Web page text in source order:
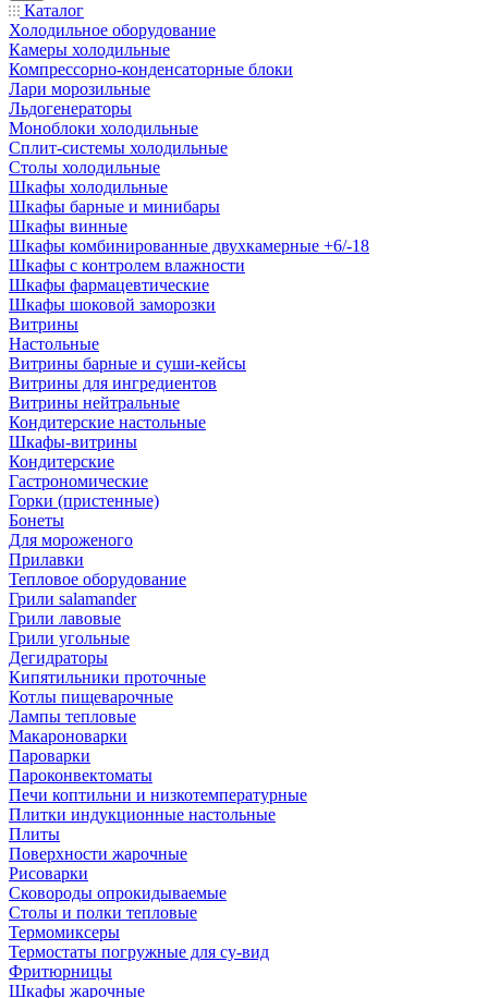
Каталог
Холодильное оборудование
Камеры холодильные
Компрессорно-конденсаторные блоки
Лари морозильные
Льдогенераторы
Моноблоки холодильные
Сплит-системы холодильные
Столы холодильные
Шкафы холодильные
Шкафы барные и минибары
Шкафы винные
Шкафы комбинированные двухкамерные +6/-18
Шкафы с контролем влажности
Шкафы фармацевтические
Шкафы шоковой заморозки
Витрины
Настольные
Витрины барные и суши-кейсы
Витрины для ингредиентов
Витрины нейтральные
Кондитерские настольные
Шкафы-витрины
Кондитерские
Гастрономические
Горки (пристенные)
Бонеты
Для мороженого
Прилавки
Тепловое оборудование
Грили salamander
Грили лавовые
Грили угольные
Дегидраторы
Кипятильники проточные
Котлы пищеварочные
Лампы тепловые
Макароноварки
Пароварки
Пароконвектоматы
Печи коптильни и низкотемпературные
Плитки индукционные настольные
Плиты
Поверхности жарочные
Рисоварки
Сковороды опрокидываемые
Столы и полки тепловые
Термомиксеры
Термостаты погружные для су-вид
Фритюрницы
Шкафы жарочные